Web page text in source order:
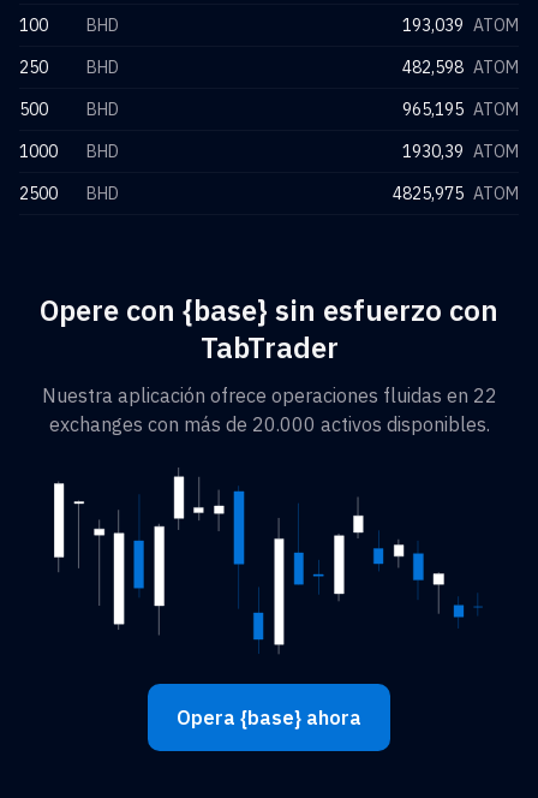
100
BHD 193,039 ATOM
250
BHD 482,598 ATOM
500
BHD 965,195 ATOM
1000
BHD 1930,39 ATOM
2500
BHD 4825,975 ATOM
Opere con {base} sin esfuerzo con
TabTrader
Nuestra aplicación ofrece operaciones fluidas en 22
exchanges con más de 20.000 activos disponibles.
Opera {base} ahora